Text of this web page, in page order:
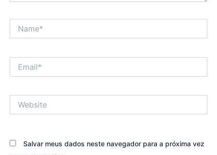
Salvar meus dados neste navegador para a próxima vez